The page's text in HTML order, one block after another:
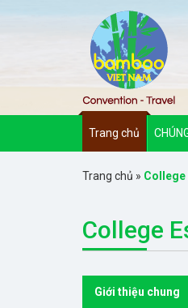
Trang chủ
Trang chủ » College
College
Giới thiệu chung